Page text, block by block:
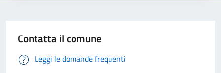
Contatta il comune
Leggi le domande frequenti